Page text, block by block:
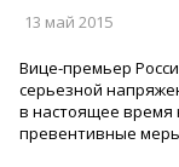
13 май 2015
Вице-премьер
серьезной
в настоящее время
превентивные